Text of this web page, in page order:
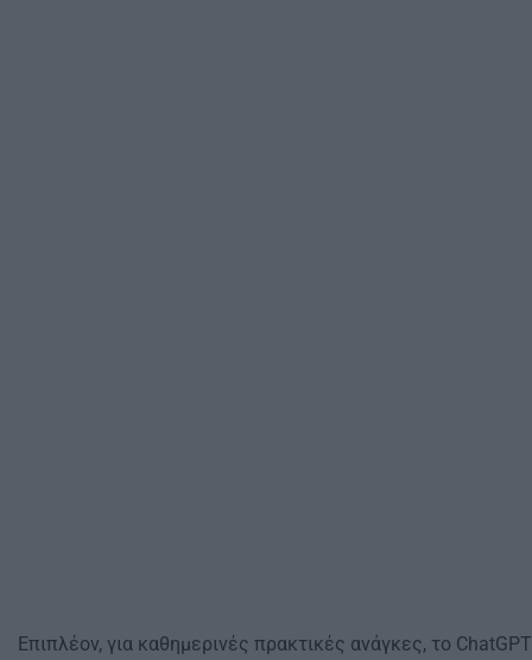
Επιπλέον, για καθημερινές πρακτικές ανάγκες, το